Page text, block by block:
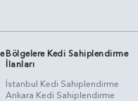
Bölgelere Kedi Sahiplendirme
İlanları
İstanbul Kedi Sahiplendirme
Ankara Kedi Sahiplendirme